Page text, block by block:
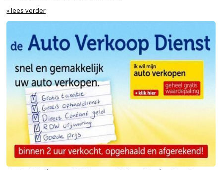
» lees verder